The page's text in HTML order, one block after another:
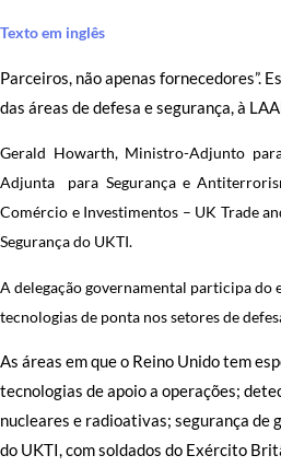
Texto em inglês
Parceiros, não apenas fornecedores”.
das áreas de defesa e segurança, à
Gerald Howarth, Ministro-Adjunto
Adjunta para Segurança e
Comércio e Investimentos – UK Trade
Segurança do UKTI.
A delegação governamental participa
tecnologias de ponta nos setores de
As áreas em que o Reino Unido tem
tecnologias de apoio a operações;
nucleares e radioativas; segurança de
do UKTI, com soldados do Exército